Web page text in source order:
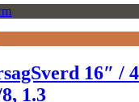
16″ /
1.3